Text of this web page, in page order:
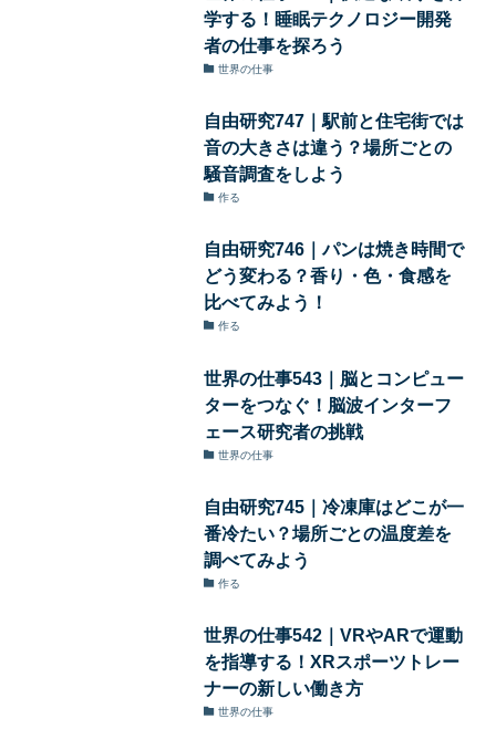
学する！睡眠テクノロジー開発
者の仕事を探ろう
世界の仕事
自由研究747｜駅前と住宅街では
音の大きさは違う？場所ごとの
騒音調査をしよう
作る
自由研究746｜パンは焼き時間で
どう変わる？香り・色・食感を
比べてみよう！
作る
世界の仕事543｜脳とコンピュー
ターをつなぐ！脳波インターフ
ェース研究者の挑戦
世界の仕事
自由研究745｜冷凍庫はどこが一
番冷たい？場所ごとの温度差を
調べてみよう
作る
世界の仕事542｜VRやARで運動
を指導する！XRスポーツトレー
ナーの新しい働き方
世界の仕事